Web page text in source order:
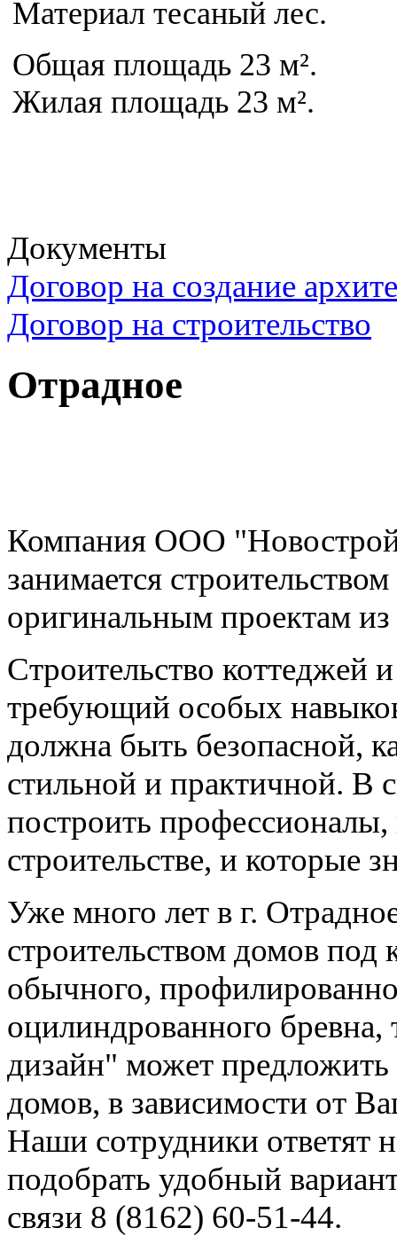
Материал тесаный лес.
Общая площадь 23 м².
Жилая площадь 23 м².
Документы
Договор на создание
Договор на строительство
Отрадное
Компания ООО
занимается
оригинальным проектам из
Строительство коттеджей
требующий особых
должна быть безопасной,
стильной и практичной. В
построить
строительстве, и которые
Уже много лет в г.
строительством домов под
обычного,
оцилиндрованного
дизайн" может
домов, в зависимости от
Наши сотрудники ответят
подобрать удобный
связи 8 (8162) 60-51-44.